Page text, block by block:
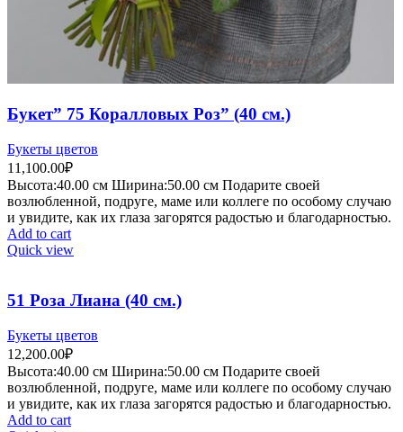
Букет” 75 Коралловых Роз” (40 см.)
Букеты цветов
11,100.00₽
Высота:40.00 см Ширина:50.00 см Подарите своей
возлюбленной, подруге, маме или коллеге по особому случаю
и увидите, как их глаза загорятся радостью и благодарностью.
Add to cart
Quick view
51 Роза Лиана (40 см.)
Букеты цветов
12,200.00₽
Высота:40.00 см Ширина:50.00 см Подарите своей
возлюбленной, подруге, маме или коллеге по особому случаю
и увидите, как их глаза загорятся радостью и благодарностью.
Add to cart